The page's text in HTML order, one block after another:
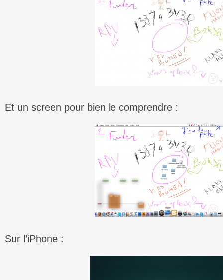
Et un screen pour bien le comprendre :
Sur l’iPhone :